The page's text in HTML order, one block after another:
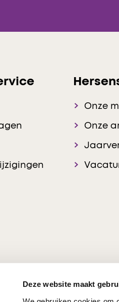
Deze website maakt
Onze
Onze